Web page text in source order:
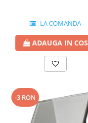
LA COMANDA
ADAUGA IN COS
-3 RON